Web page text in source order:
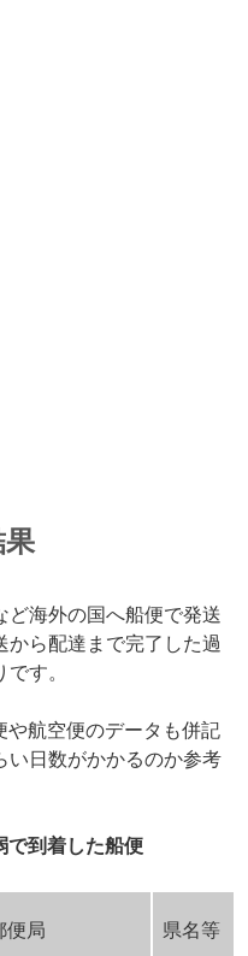
ど海外の国へ船便で発送
から配達まで完了した過
す。
航空便のデータも併記
い日数がかかるのか参考
で到着した船便
便局 県名等